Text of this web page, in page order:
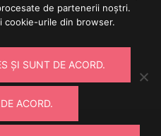
de partenerii noștri.
cookie-urile din browser.
ȘI SUNT DE ACORD.
ACORD.